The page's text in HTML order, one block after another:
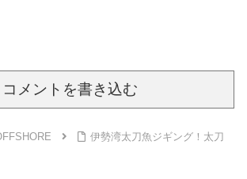
コメントを書き込む
伊勢湾太刀魚ジギング！太刀